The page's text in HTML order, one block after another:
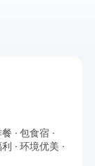
包食宿
环境优美